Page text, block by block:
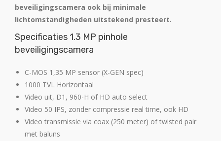
beveiligingscamera ook bij minimale
lichtomstandigheden uitstekend presteert.
Specificaties 1.3 MP pinhole
beveiligingscamera
C-MOS 1,35 MP sensor (X-GEN spec)
1000 TVL Horizontaal
Video uit, D1, 960-H of HD auto select
Video 50 IPS, zonder compressie real time, ook HD
Video transmissie via coax (250 meter) of twisted pair
met baluns